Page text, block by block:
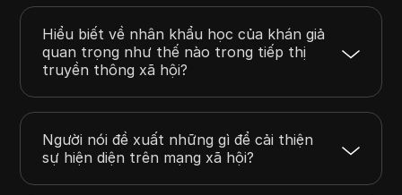
Hiểu biết về nhân khẩu học của khán giả
quan trọng như thế nào trong tiếp thị
truyền thông xã hội?
Người nói đề xuất những gì để cải thiện
sự hiện diện trên mạng xã hội?